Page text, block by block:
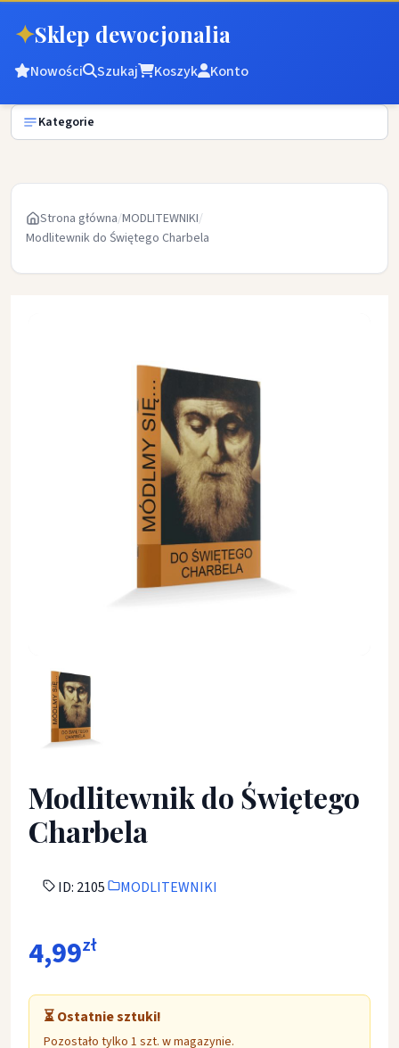
✦Sklep dewocjonalia
Nowości Szukaj Koszyk Konto
Kategorie
Strona główna/MODLITEWNIKI/
Modlitewnik do Świętego Charbela
Modlitewnik do Świętego
Charbela
ID: 2105 MODLITEWNIKI
4,99zł
⏳ Ostatnie sztuki!
Pozostało tylko 1 szt. w magazynie.